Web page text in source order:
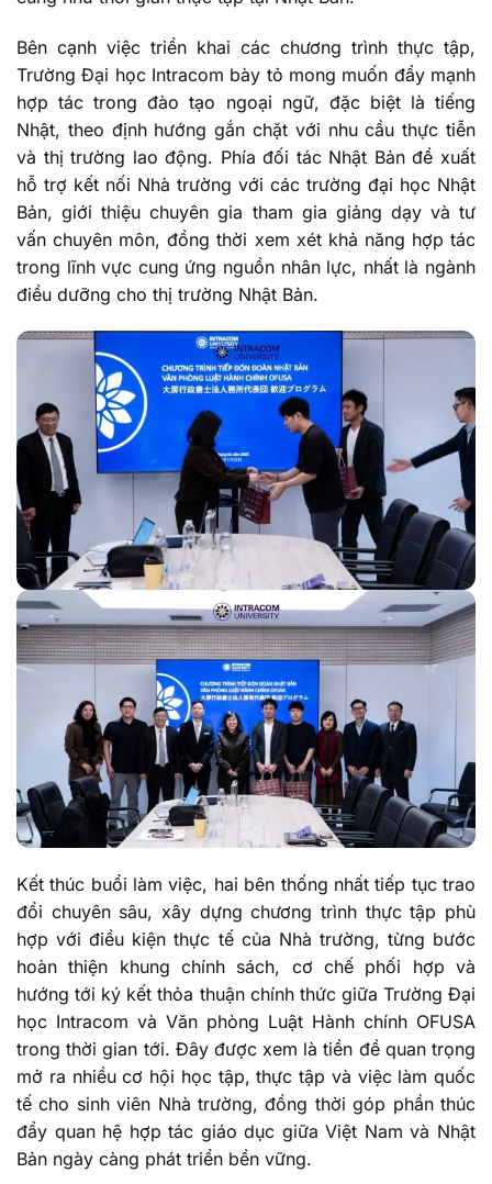
Bên cạnh việc triển khai các chương trình thực tập,
Trường Đại học Intracom bày tỏ mong muốn đẩy mạnh
hợp tác trong đào tạo ngoại ngữ, đặc biệt là tiếng
Nhật, theo định hướng gắn chặt với nhu cầu thực tiễn
và thị trường lao động. Phía đối tác Nhật Bản đề xuất
hỗ trợ kết nối Nhà trường với các trường đại học Nhật
Bản, giới thiệu chuyên gia tham gia giảng dạy và tư
vấn chuyên môn, đồng thời xem xét khả năng hợp tác
trong lĩnh vực cung ứng nguồn nhân lực, nhất là ngành
điều dưỡng cho thị trường Nhật Bản.
Kết thúc buổi làm việc, hai bên thống nhất tiếp tục trao
đổi chuyên sâu, xây dựng chương trình thực tập phù
hợp với điều kiện thực tế của Nhà trường, từng bước
hoàn thiện khung chính sách, cơ chế phối hợp và
hướng tới ký kết thỏa thuận chính thức giữa Trường Đại
học Intracom và Văn phòng Luật Hành chính OFUSA
trong thời gian tới. Đây được xem là tiền đề quan trọng
mở ra nhiều cơ hội học tập, thực tập và việc làm quốc
tế cho sinh viên Nhà trường, đồng thời góp phần thúc
đẩy quan hệ hợp tác giáo dục giữa Việt Nam và Nhật
Bản ngày càng phát triển bền vững.